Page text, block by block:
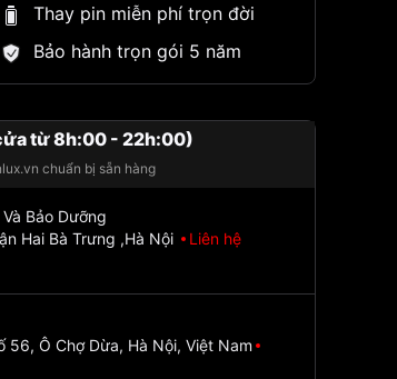
Thay pin miễn phí trọn đời
Bảo hành trọn gói 5 năm
từ 8h:00 - 22h:00)
chuẩn bị sẵn hàng
Bảo Dưỡng
Hai Bà Trưng ,Hà Nội
Liên hệ
56, Ô Chợ Dừa, Hà Nội, Việt Nam